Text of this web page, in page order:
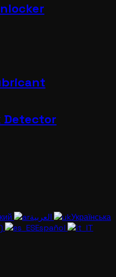
Detector
Українська
Español